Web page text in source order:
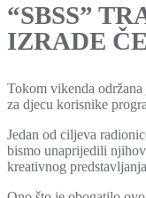
“SBSS”
IZRADE
Tokom vikenda
za djecu korisnike
Jedan od ciljeva
bismo unaprijedili
kreativnog